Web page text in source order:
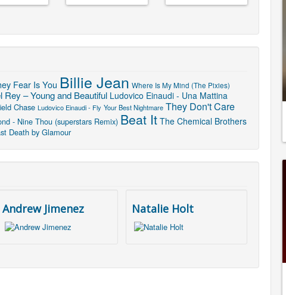
Fear Is You Billie Jean Where Is My Mind (The Pixies)
Rey – Young and Beautiful Ludovico Einaudi - Una Mattina
Chase Ludovico Einaudi - Fly Your Best Nightmare They Don't Care
- Nine Thou (superstars Remix) Beat It The Chemical Brothers
Death by Glamour
Andrew Jimenez Natalie Holt